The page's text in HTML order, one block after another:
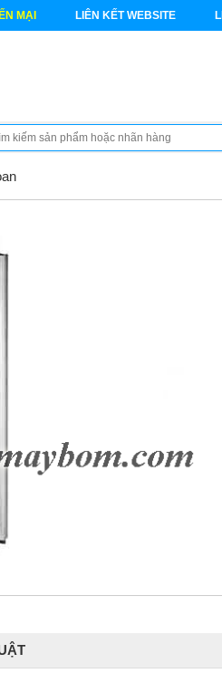
MẠI LIÊN KẾT WEBSITE